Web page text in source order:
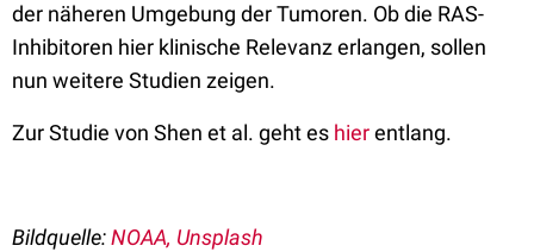
der näheren Umgebung der Tumoren. Ob die RAS-
Inhibitoren hier klinische Relevanz erlangen, sollen
nun weitere Studien zeigen.
Zur Studie von Shen et al. geht es hierentlang.
Bildquelle:NOAA, Unsplash